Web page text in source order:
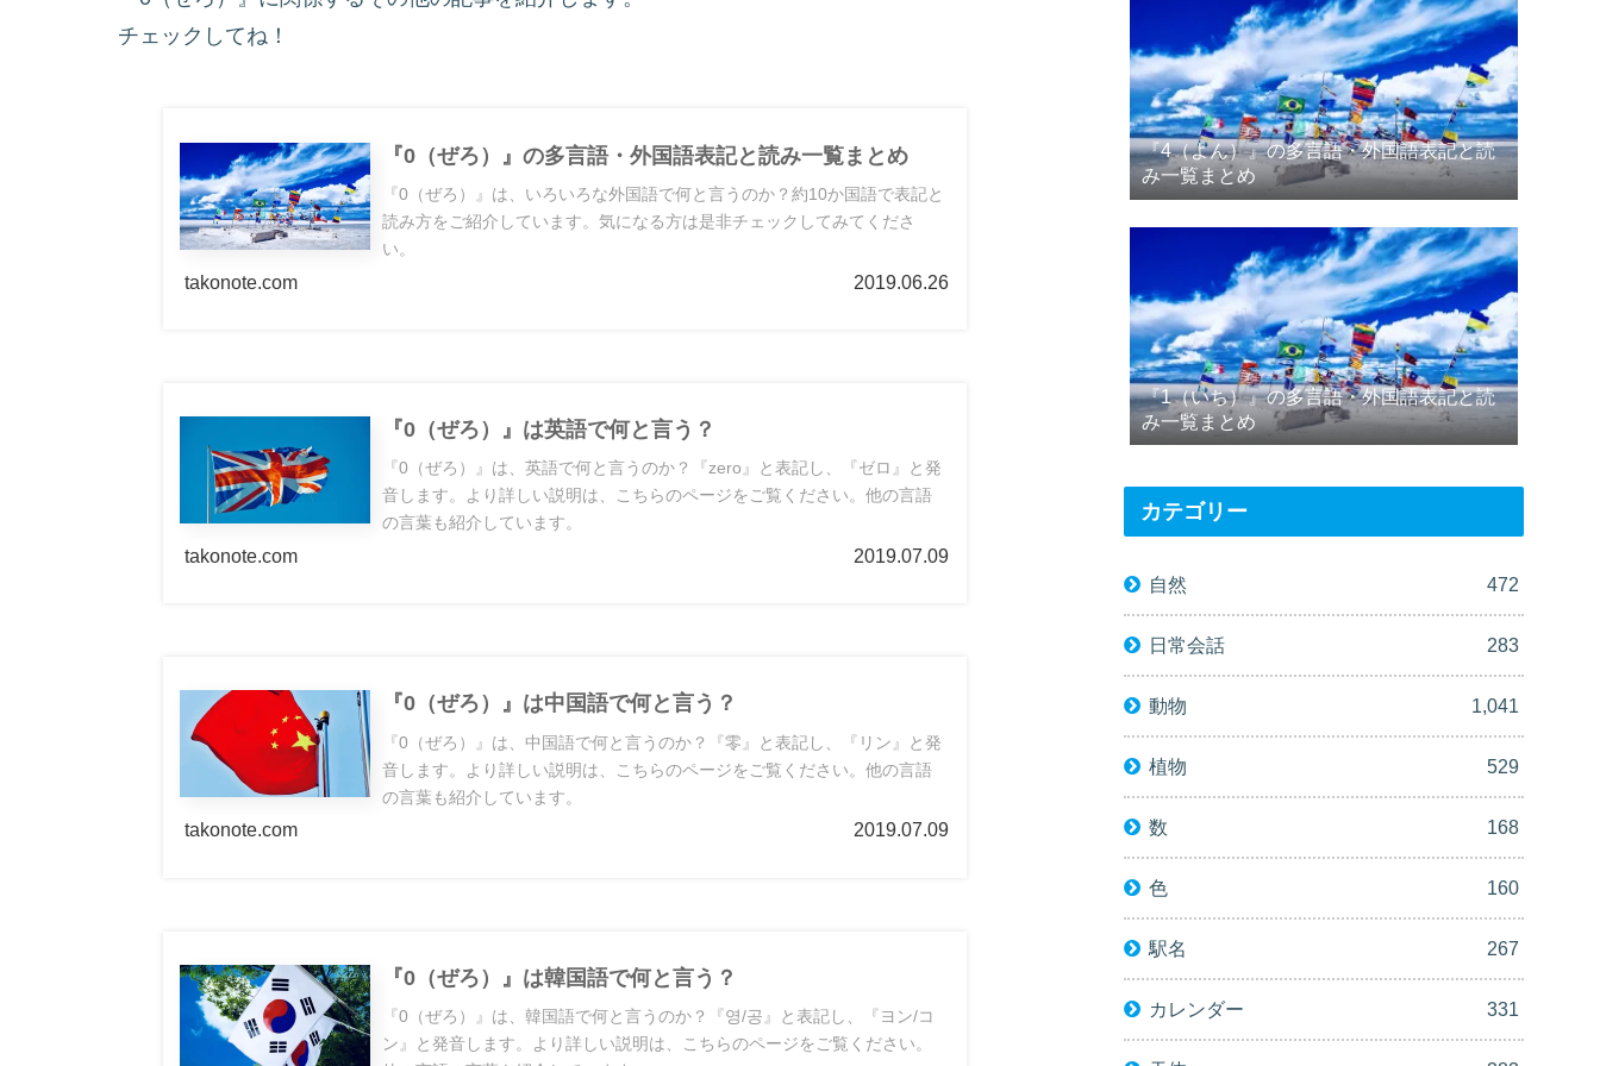
チェックしてね！
『0（ぜろ）』の多言語・外国語表記と読み一覧まとめ
『0（ぜろ）』は、いろいろな外国語で何と言うのか？約10か国語で表記と
読み方をご紹介しています。気になる方は是非チェックしてみてくださ
い。
takonote.com 2019.06.26
『0（ぜろ）』は英語で何と言う？
『0（ぜろ）』は、英語で何と言うのか？『zero』と表記し、『ゼロ』と発
音します。より詳しい説明は、こちらのページをご覧ください。他の言語
の言葉も紹介しています。
takonote.com 2019.07.09
『0（ぜろ）』は中国語で何と言う？
『0（ぜろ）』は、中国語で何と言うのか？『零』と表記し、『リン』と発
音します。より詳しい説明は、こちらのページをご覧ください。他の言語
の言葉も紹介しています。
takonote.com 2019.07.09
『0（ぜろ）』は韓国語で何と言う？
『0（ぜろ）』は、韓国語で何と言うのか？『영/공』と表記し、『ヨン/コ
ン』と発音します。より詳しい説明は、こちらのページをご覧ください。
『4（よん）』の多言語・外国語表記と読
み一覧まとめ
『1（いち）』の多言語・外国語表記と読
み一覧まとめ
カテゴリー
自然 472
日常会話 283
動物 1,041
植物 529
数 168
色 160
駅名 267
カレンダー 331